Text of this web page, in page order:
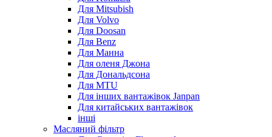
Для Mitsubish
Для Volvo
Для Doosan
Для Benz
Для Манна
Для оленя Джона
Для Дональдсона
Для MTU
Для інших вантажівок Janpan
Для китайських вантажівок
інші
Масляний фільтр